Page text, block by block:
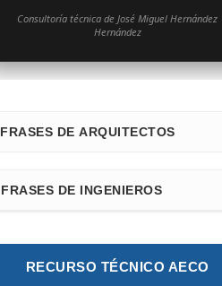
Consultoría técnica de José Miguel Hernández
Hernández
FRASES DE ARQUITECTOS
Santiago Calatrava
FRASES DE INGENIEROS
Leslie E. Robertson
RECURSO TÉCNICO AECO